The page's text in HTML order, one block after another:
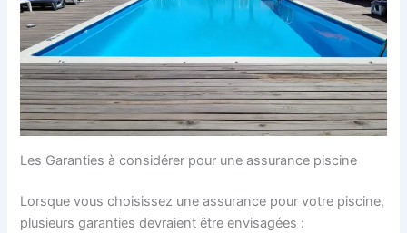
Les Garanties à considérer pour une assurance piscine
Lorsque vous choisissez une assurance pour votre piscine,
plusieurs garanties devraient être envisagées :